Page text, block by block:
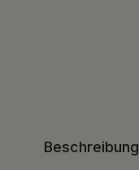
Beschreibung